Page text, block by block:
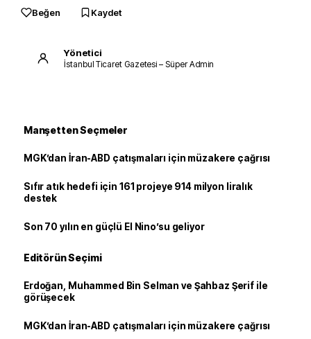
Beğen Kaydet
Yönetici
İstanbul Ticaret Gazetesi – Süper Admin
Manşetten Seçmeler
MGK’dan İran-ABD çatışmaları için müzakere çağrısı
Sıfır atık hedefi için 161 projeye 914 milyon liralık
destek
Son 70 yılın en güçlü El Nino’su geliyor
Editörün Seçimi
Erdoğan, Muhammed Bin Selman ve Şahbaz Şerif ile
görüşecek
MGK’dan İran-ABD çatışmaları için müzakere çağrısı